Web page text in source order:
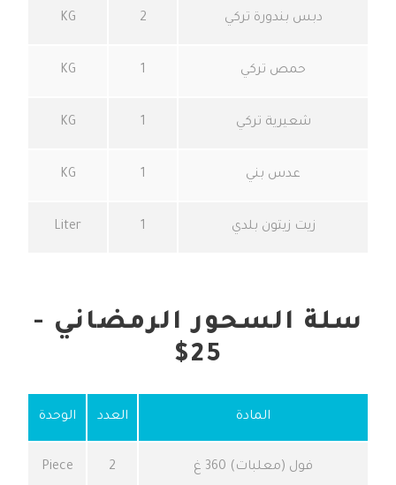
دبس بندورة تركي 2
KG
حمص تركي 1
KG
شعيرية تركي 1
KG
عدس بني 1
KG
زيت زيتون بلدي 1
Liter
سلة السحور الرمضاني -
25$
المادة العدد الوحدة
فول (معلبات) 360 غ 2
Piece